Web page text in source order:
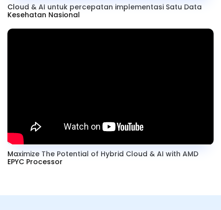
Cloud & AI untuk percepatan implementasi Satu Data
Kesehatan Nasional
Maximize The Potential of Hybrid Cloud & AI with AMD
EPYC Processor